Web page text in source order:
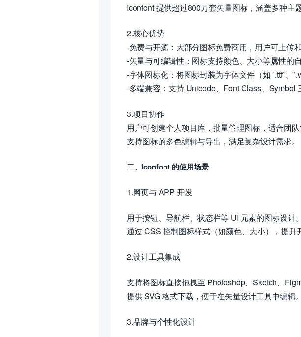
Iconfont 提供超过800万套矢量图标，涵盖多种主
2.核心优势
-免费与开源：大部分图标免费商用，用户可上传
-矢量与可编辑性：图标支持颜色、大小等属性的
-字体图标化：将图标封装为字体文件（如 `.ttf`、
-多端兼容：支持 Unicode、Font Class、Symbol
3.项目协作
用户可创建个人项目库，批量管理图标，适合团队
支持图标的多色编辑与导出，满足复杂设计需求。
二、Iconfont 的使用场景
1.网页与 APP 开发
用于按钮、导航栏、状态栏等 UI 元素的图标设计。
通过 CSS 控制图标样式（如颜色、大小），提升
2.设计工具集成
支持将图标直接拖拽至 Photoshop、Sketch、
提供 SVG 格式下载，便于在矢量设计工具中编辑。
3.品牌与个性化设计